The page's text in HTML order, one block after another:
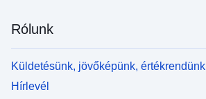
Rólunk
Küldetésünk, jövőképünk, értékrendünk
Hírlevél